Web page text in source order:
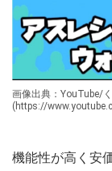
画像出典：YouTube/
(https://
機能性が高く安